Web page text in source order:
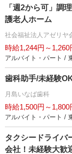
「週2から可」調
護老人ホーム
社会福祉法人アゼリヤ
時給1,244円～1,260
アルバイト・パート /
歯科助手/未経験
月島いなば歯科
時給1,500円～1,800
アルバイト・パート /
タクシードライバ
会社！未経験大歓